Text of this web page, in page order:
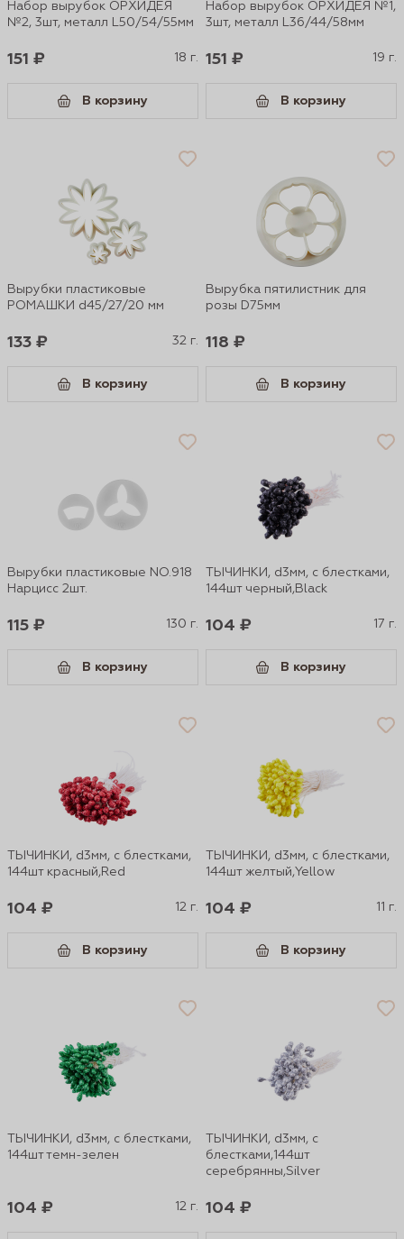
Набор вырубок ОРХИДЕЯ
№2, 3шт, металл L50/54/55мм
151 ₽ 18 г.
В корзину
Набор вырубок ОРХИДЕЯ №1,
3шт, металл L36/44/58мм
151 ₽ 19 г.
В корзину
Вырубки пластиковые
РОМАШКИ d45/27/20 мм
133 ₽ 32 г.
В корзину
Вырубка пятилистник для
розы D75мм
118 ₽
В корзину
Вырубки пластиковые NO.918
Нарцисс 2шт.
115 ₽ 130 г.
В корзину
ТЫЧИНКИ, d3мм, с блестками,
144шт черный,Black
104 ₽ 17 г.
В корзину
ТЫЧИНКИ, d3мм, с блестками,
144шт красный,Red
104 ₽ 12 г.
В корзину
ТЫЧИНКИ, d3мм, с блестками,
144шт желтый,Yellow
104 ₽ 11 г.
В корзину
ТЫЧИНКИ, d3мм, с блестками,
144шт темн-зелен
104 ₽ 12 г.
ТЫЧИНКИ, d3мм, с
блестками,144шт
серебрянны,Silver
104 ₽